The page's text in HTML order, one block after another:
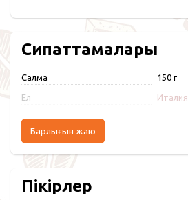
Сипаттамалары
Салмақ 150 г
Ел Италия
Барлығын жаю
Пікірлер